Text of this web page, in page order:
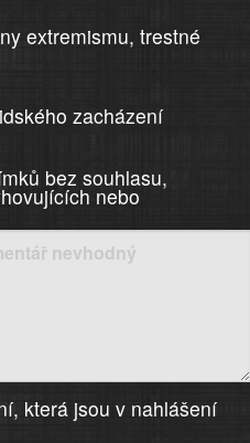
extremismu, trestné
zacházení
bez souhlasu,
nebo
která jsou v nahlášení